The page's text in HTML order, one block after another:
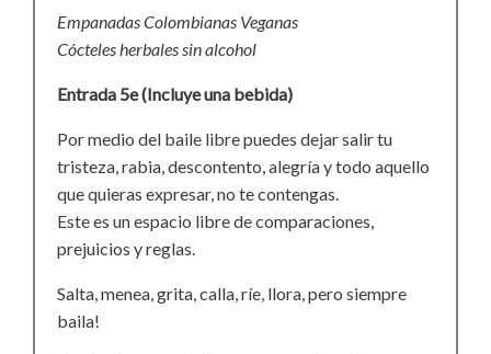
Empanadas Colombianas Veganas
Cócteles herbales sin alcohol
Entrada 5e (Incluye una bebida)
Por medio del baile libre puedes dejar salir tu
tristeza, rabia, descontento, alegría y todo aquello
que quieras expresar, no te contengas.
Este es un espacio libre de comparaciones,
prejuicios y reglas.
Salta, menea, grita, calla, ríe, llora, pero siempre
baila!